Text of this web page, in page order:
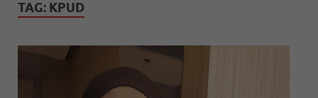
TAG: KPUD